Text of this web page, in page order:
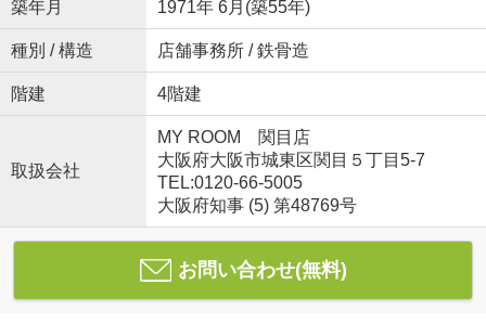
築年月 1971年 6月(築55年)
種別 / 構造 店舗事務所 / 鉄骨造
階建 4階建
取扱会社
MY ROOM 関目店
大阪府大阪市城東区関目５丁目5-7
TEL:0120-66-5005
大阪府知事 (5) 第48769号
お問い合わせ(無料)